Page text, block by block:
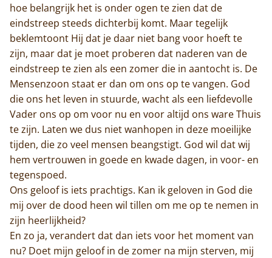
hoe belangrijk het is onder ogen te zien dat de
eindstreep steeds dichterbij komt. Maar tegelijk
beklemtoont Hij dat je daar niet bang voor hoeft te
zijn, maar dat je moet proberen dat naderen van de
eindstreep te zien als een zomer die in aantocht is. De
Mensenzoon staat er dan om ons op te vangen. God
die ons het leven in stuurde, wacht als een liefdevolle
Vader ons op om voor nu en voor altijd ons ware Thuis
te zijn. Laten we dus niet wanhopen in deze moeilijke
tijden, die zo veel mensen beangstigt. God wil dat wij
hem vertrouwen in goede en kwade dagen, in voor- en
tegenspoed.
Ons geloof is iets prachtigs. Kan ik geloven in God die
mij over de dood heen wil tillen om me op te nemen in
zijn heerlijkheid?
En zo ja, verandert dat dan iets voor het moment van
nu? Doet mijn geloof in de zomer na mijn sterven, mij